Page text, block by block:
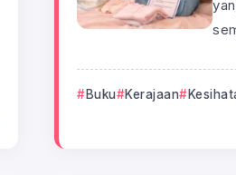
Buku Kerajaan